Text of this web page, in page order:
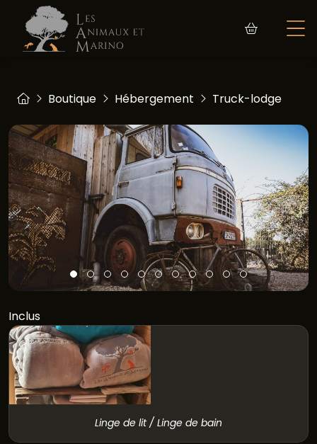
Boutique Hébergement Truck-lodge
Inclus
Linge de lit / Linge de bain